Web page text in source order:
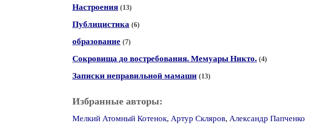
Настроения (13)
Публицистика (6)
образование (7)
Сокровища до востребования. Мемуары Никто. (4)
Записки неправильной мамаши (13)
Избранные авторы:
Мелкий Атомный Котенок, Артур Скляров, Александр Папченко